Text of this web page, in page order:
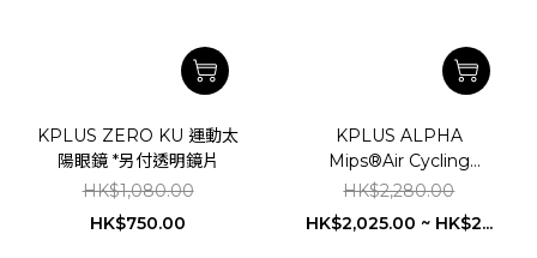
KPLUS ZERO KU 運動太
陽眼鏡 *另付透明鏡片
HK$1,080.00
HK$750.00
KPLUS ALPHA
Mips®Air Cycling
Helmet *AF Asian Fit ~
HK$2,280.00
HK$2,025.00 ~ HK$2...